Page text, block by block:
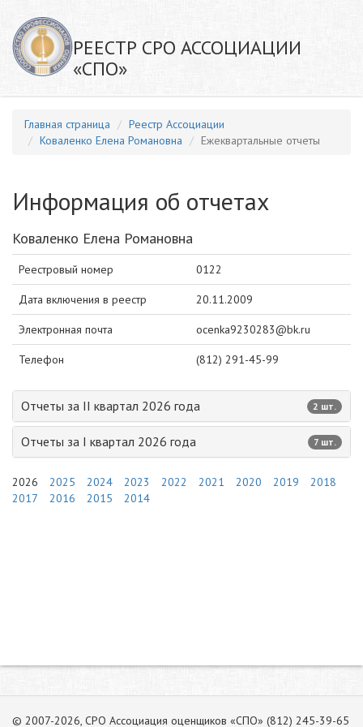
РЕЕСТР СРО АССОЦИАЦИИ
«СПО»
Главная страница
Реестр Ассоциации
Коваленко Елена Романовна
Ежеквартальные отчеты
Информация об отчетах
Коваленко Елена Романовна
Реестровый номер 0122
Дата включения в реестр 20.11.2009
Электронная почта ocenka9230283@bk.ru
Телефон (812) 291-45-99
Отчеты за II квартал 2026 года 2 шт.
Отчеты за I квартал 2026 года 7 шт.
2026 2025 2024 2023 2022 2021 2020 2019
2018
2017
2016 2015 2014
© 2007-2026, СРО Ассоциация оценщиков «СПО» (812) 245-39-65